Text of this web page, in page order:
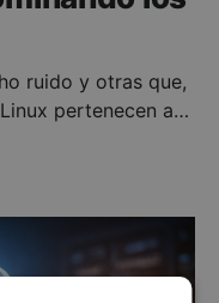
ruido y otras que,
pertenecen a
que la inteligencia
de Internet,